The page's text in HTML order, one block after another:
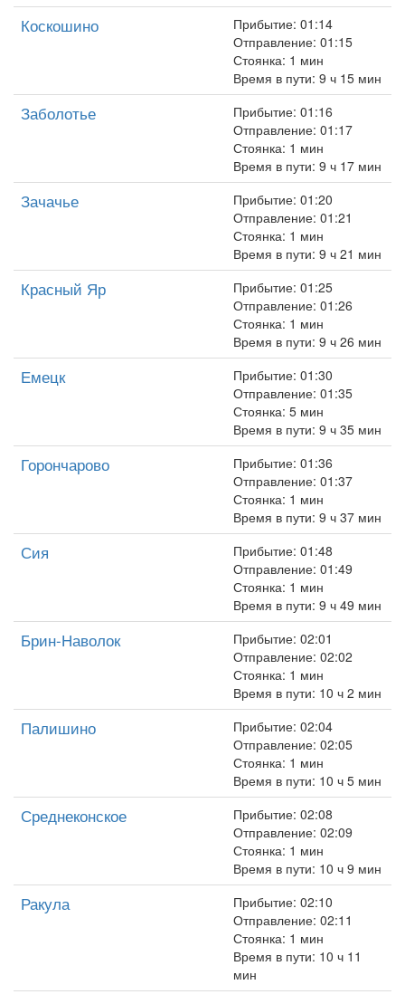
Коскошино
Прибытие: 01:14
Отправление: 01:15
Стоянка: 1 мин
Время в пути: 9 ч 15 мин
Заболотье
Прибытие: 01:16
Отправление: 01:17
Стоянка: 1 мин
Время в пути: 9 ч 17 мин
Зачачье
Прибытие: 01:20
Отправление: 01:21
Стоянка: 1 мин
Время в пути: 9 ч 21 мин
Красный Яр
Прибытие: 01:25
Отправление: 01:26
Стоянка: 1 мин
Время в пути: 9 ч 26 мин
Емецк
Прибытие: 01:30
Отправление: 01:35
Стоянка: 5 мин
Время в пути: 9 ч 35 мин
Горончарово
Прибытие: 01:36
Отправление: 01:37
Стоянка: 1 мин
Время в пути: 9 ч 37 мин
Сия
Прибытие: 01:48
Отправление: 01:49
Стоянка: 1 мин
Время в пути: 9 ч 49 мин
Брин-Наволок
Прибытие: 02:01
Отправление: 02:02
Стоянка: 1 мин
Время в пути: 10 ч 2 мин
Палишино
Прибытие: 02:04
Отправление: 02:05
Стоянка: 1 мин
Время в пути: 10 ч 5 мин
Среднеконское
Прибытие: 02:08
Отправление: 02:09
Стоянка: 1 мин
Время в пути: 10 ч 9 мин
Ракула
Прибытие: 02:10
Отправление: 02:11
Стоянка: 1 мин
Время в пути: 10 ч 11
мин